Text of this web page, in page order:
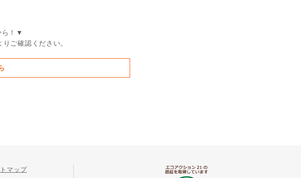
ら！▼
りご確認ください。
マップ